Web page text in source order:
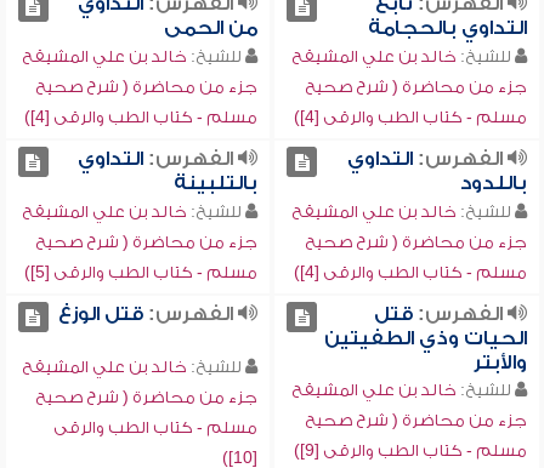
التداوي بالحجامة
للشيخ: خالد بن علي المشيقح
جزء من محاضرة ( شرح صحيح
مسلم - كتاب الطب والرقى [4])
من الحمى
للشيخ: خالد بن علي المشيقح
جزء من محاضرة ( شرح صحيح
مسلم - كتاب الطب والرقى [4])
الفهرس:التداوي
باللدود
للشيخ: خالد بن علي المشيقح
جزء من محاضرة ( شرح صحيح
مسلم - كتاب الطب والرقى [4])
الفهرس:التداوي
بالتلبينة
للشيخ: خالد بن علي المشيقح
جزء من محاضرة ( شرح صحيح
مسلم - كتاب الطب والرقى [5])
الفهرس:قتل
الحيات وذي الطفيتين
والأبتر
للشيخ: خالد بن علي المشيقح
جزء من محاضرة ( شرح صحيح
مسلم - كتاب الطب والرقى [9])
الفهرس:قتل الوزغ
للشيخ: خالد بن علي المشيقح
جزء من محاضرة ( شرح صحيح
مسلم - كتاب الطب والرقى
[10])